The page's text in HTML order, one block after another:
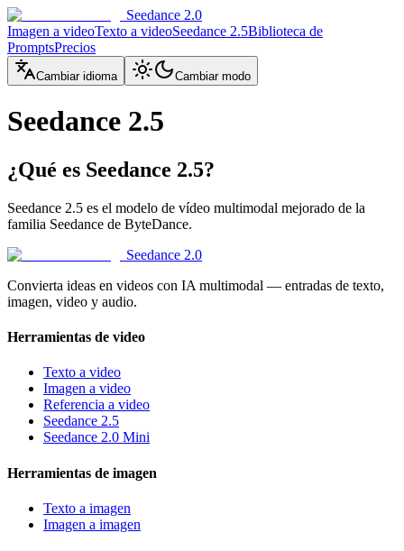
Seedance 2.0
Imagen a videoTexto a videoSeedance 2.5Biblioteca de
PromptsPrecios
Cambiar idioma Cambiar modo
Seedance 2.5
¿Qué es Seedance 2.5?
Seedance 2.5 es el modelo de vídeo multimodal mejorado de la
familia Seedance de ByteDance.
Seedance 2.0
Convierta ideas en videos con IA multimodal — entradas de texto,
imagen, video y audio.
Herramientas de video
Texto a video
Imagen a video
Referencia a video
Seedance 2.5
Seedance 2.0 Mini
Herramientas de imagen
Texto a imagen
Imagen a imagen